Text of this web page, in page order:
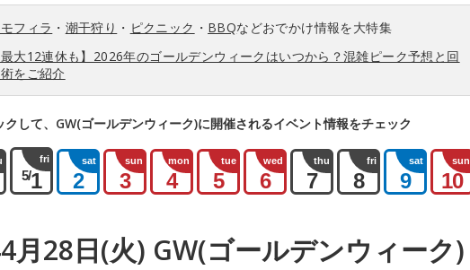
フィラ ・ 潮干狩り ・ ピクニック ・ BBQなどおでかけ情報を大特集
最大12連休も】2026年のゴールデンウィークはいつから？混雑ピーク予想と回
をご紹介
クして、GW(ゴールデンウィーク)に開催されるイベント情報をチェック
fri
5/1
sat
2
sun
3
mon
4
tue
5
wed
6
thu
7
fri
8
sat
9
sun
10
月28日(火) GW(ゴールデンウィーク)